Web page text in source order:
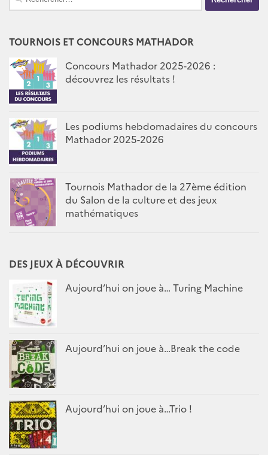
TOURNOIS ET CONCOURS MATHADOR
Concours Mathador 2025-2026 :
découvrez les résultats !
Les podiums hebdomadaires du concours
Mathador 2025-2026
Tournois Mathador de la 27ème édition
du Salon de la culture et des jeux
mathématiques
DES JEUX À DÉCOUVRIR
Aujourd’hui on joue à… Turing Machine
Aujourd’hui on joue à…Break the code
Aujourd’hui on joue à…Trio !